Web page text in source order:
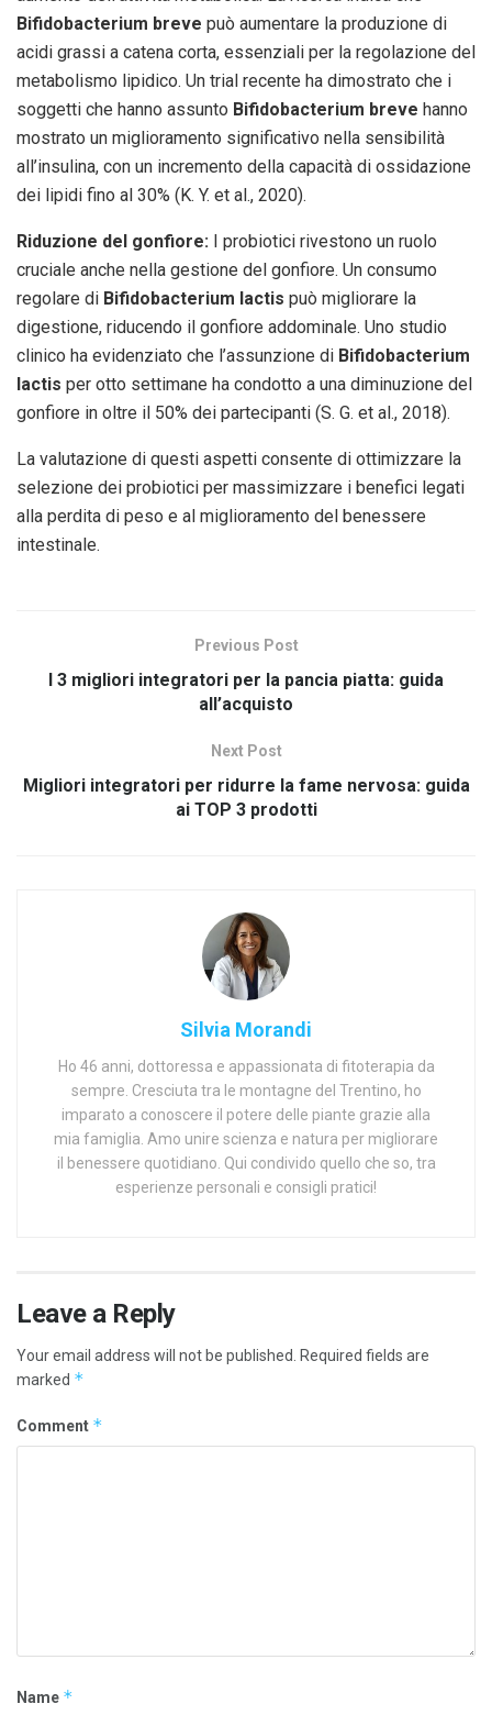
Bifidobacterium breve può aumentare la produzione di
acidi grassi a catena corta, essenziali per la regolazione del
metabolismo lipidico. Un trial recente ha dimostrato che i
soggetti che hanno assunto Bifidobacterium breve hanno
mostrato un miglioramento significativo nella sensibilità
all’insulina, con un incremento della capacità di ossidazione
dei lipidi fino al 30% (K. Y. et al., 2020).
Riduzione del gonfiore: I probiotici rivestono un ruolo
cruciale anche nella gestione del gonfiore. Un consumo
regolare di Bifidobacterium lactis può migliorare la
digestione, riducendo il gonfiore addominale. Uno studio
clinico ha evidenziato che l’assunzione di Bifidobacterium
lactis per otto settimane ha condotto a una diminuzione del
gonfiore in oltre il 50% dei partecipanti (S. G. et al., 2018).
La valutazione di questi aspetti consente di ottimizzare la
selezione dei probiotici per massimizzare i benefici legati
alla perdita di peso e al miglioramento del benessere
intestinale.
Previous Post
I 3 migliori integratori per la pancia piatta: guida
all’acquisto
Next Post
Migliori integratori per ridurre la fame nervosa: guida
ai TOP 3 prodotti
Silvia Morandi
Ho 46 anni, dottoressa e appassionata di fitoterapia da
sempre. Cresciuta tra le montagne del Trentino, ho
imparato a conoscere il potere delle piante grazie alla
mia famiglia. Amo unire scienza e natura per migliorare
il benessere quotidiano. Qui condivido quello che so, tra
esperienze personali e consigli pratici!
Leave a Reply
Your email address will not be published.
Required fields are
marked *
Comment *
Name *